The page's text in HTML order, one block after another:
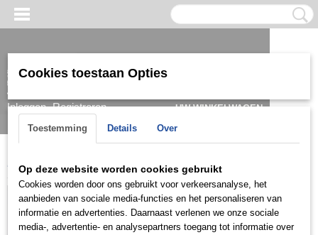
Inloggen Registreren
UW WINKELWAGEN
Home > Armband > Dames Zilver > ZAD0405
Cookies toestaan Opties
Toestemming Details Over
Op deze website worden cookies gebruikt
Cookies worden door ons gebruikt voor verkeersanalyse, het
aanbieden van sociale media-functies en het personaliseren van
informatie en advertenties. Daarnaast verlenen we onze sociale
media-, advertentie- en analysepartners toegang tot informatie over